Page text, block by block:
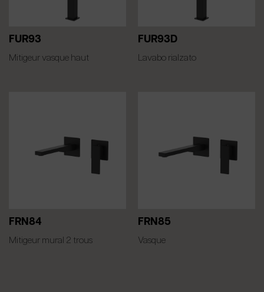
FUR93
Mitigeur vasque haut
FUR93D
Lavabo rialzato
FRN84
Mitigeur mural 2 trous
FRN85
Vasque